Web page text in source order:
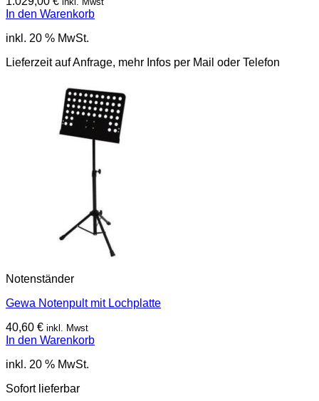
In den Warenkorb
inkl. 20 % MwSt.
Lieferzeit auf Anfrage, mehr Infos per Mail oder Telefon
Notenständer
Gewa Notenpult mit Lochplatte
40,60 € inkl. Mwst
In den Warenkorb
inkl. 20 % MwSt.
Sofort lieferbar